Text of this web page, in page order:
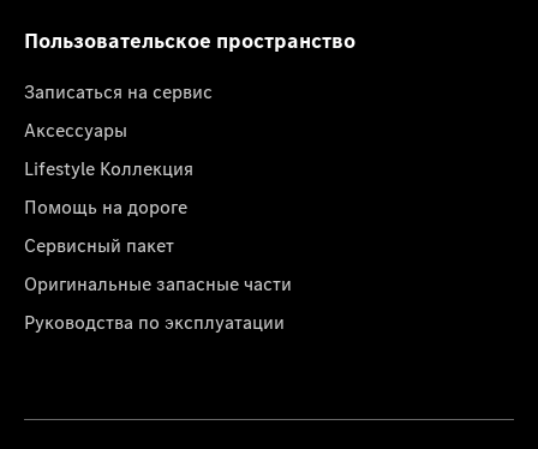
Пользовательское пространство
Записаться на сервис
Аксессуары
Lifestyle Коллекция
Помощь на дороге
Сервисный пакет
Оригинальные запасные части
Руководства по эксплуатации